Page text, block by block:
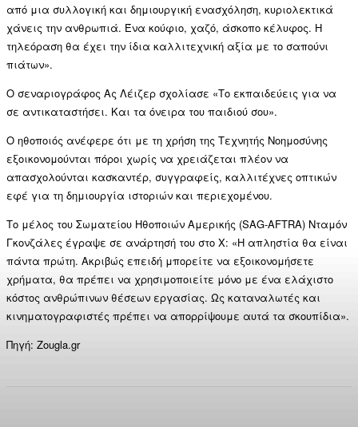
από μια συλλογική και δημιουργική ενασχόληση, κυριολεκτικά
χάνεις την ανθρωπιά. Ένα κούφιο, χαζό, άσκοπο κέλυφος. Η
τηλεόραση θα έχει την ίδια καλλιτεχνική αξία με το σαπούνι
πιάτων».
Ο σεναριογράφος Ας Λέιζερ σχολίασε «Το εκπαιδεύεις για να
σε αντικαταστήσει. Και τα όνειρα του παιδιού σου».
Ο ηθοποιός ανέφερε ότι με τη χρήση της Τεχνητής Νοημοσύνης
εξοικονομούνται πόροι χωρίς να χρειάζεται πλέον να
απασχολούνται κασκαντέρ, συγγραφείς, καλλιτέχνες οπτικών
εφέ για τη δημιουργία ιστοριών και περιεχομένου.
Το μέλος του Σωματείου Ηθοποιών Αμερικής (SAG-AFTRA) Νταμόν
Γκονζάλες έγραψε σε ανάρτησή του στο X: «Η απληστία θα είναι
πάντα πρώτη. Ακριβώς επειδή μπορείτε να εξοικονομήσετε
χρήματα, θα πρέπει να χρησιμοποιείτε μόνο με ένα ελάχιστο
κόστος ανθρώπινων θέσεων εργασίας. Ως καταναλωτές και
κινηματογραφιστές πρέπει να απορρίψουμε αυτά τα σκουπίδια».
Πηγή: Zougla.gr